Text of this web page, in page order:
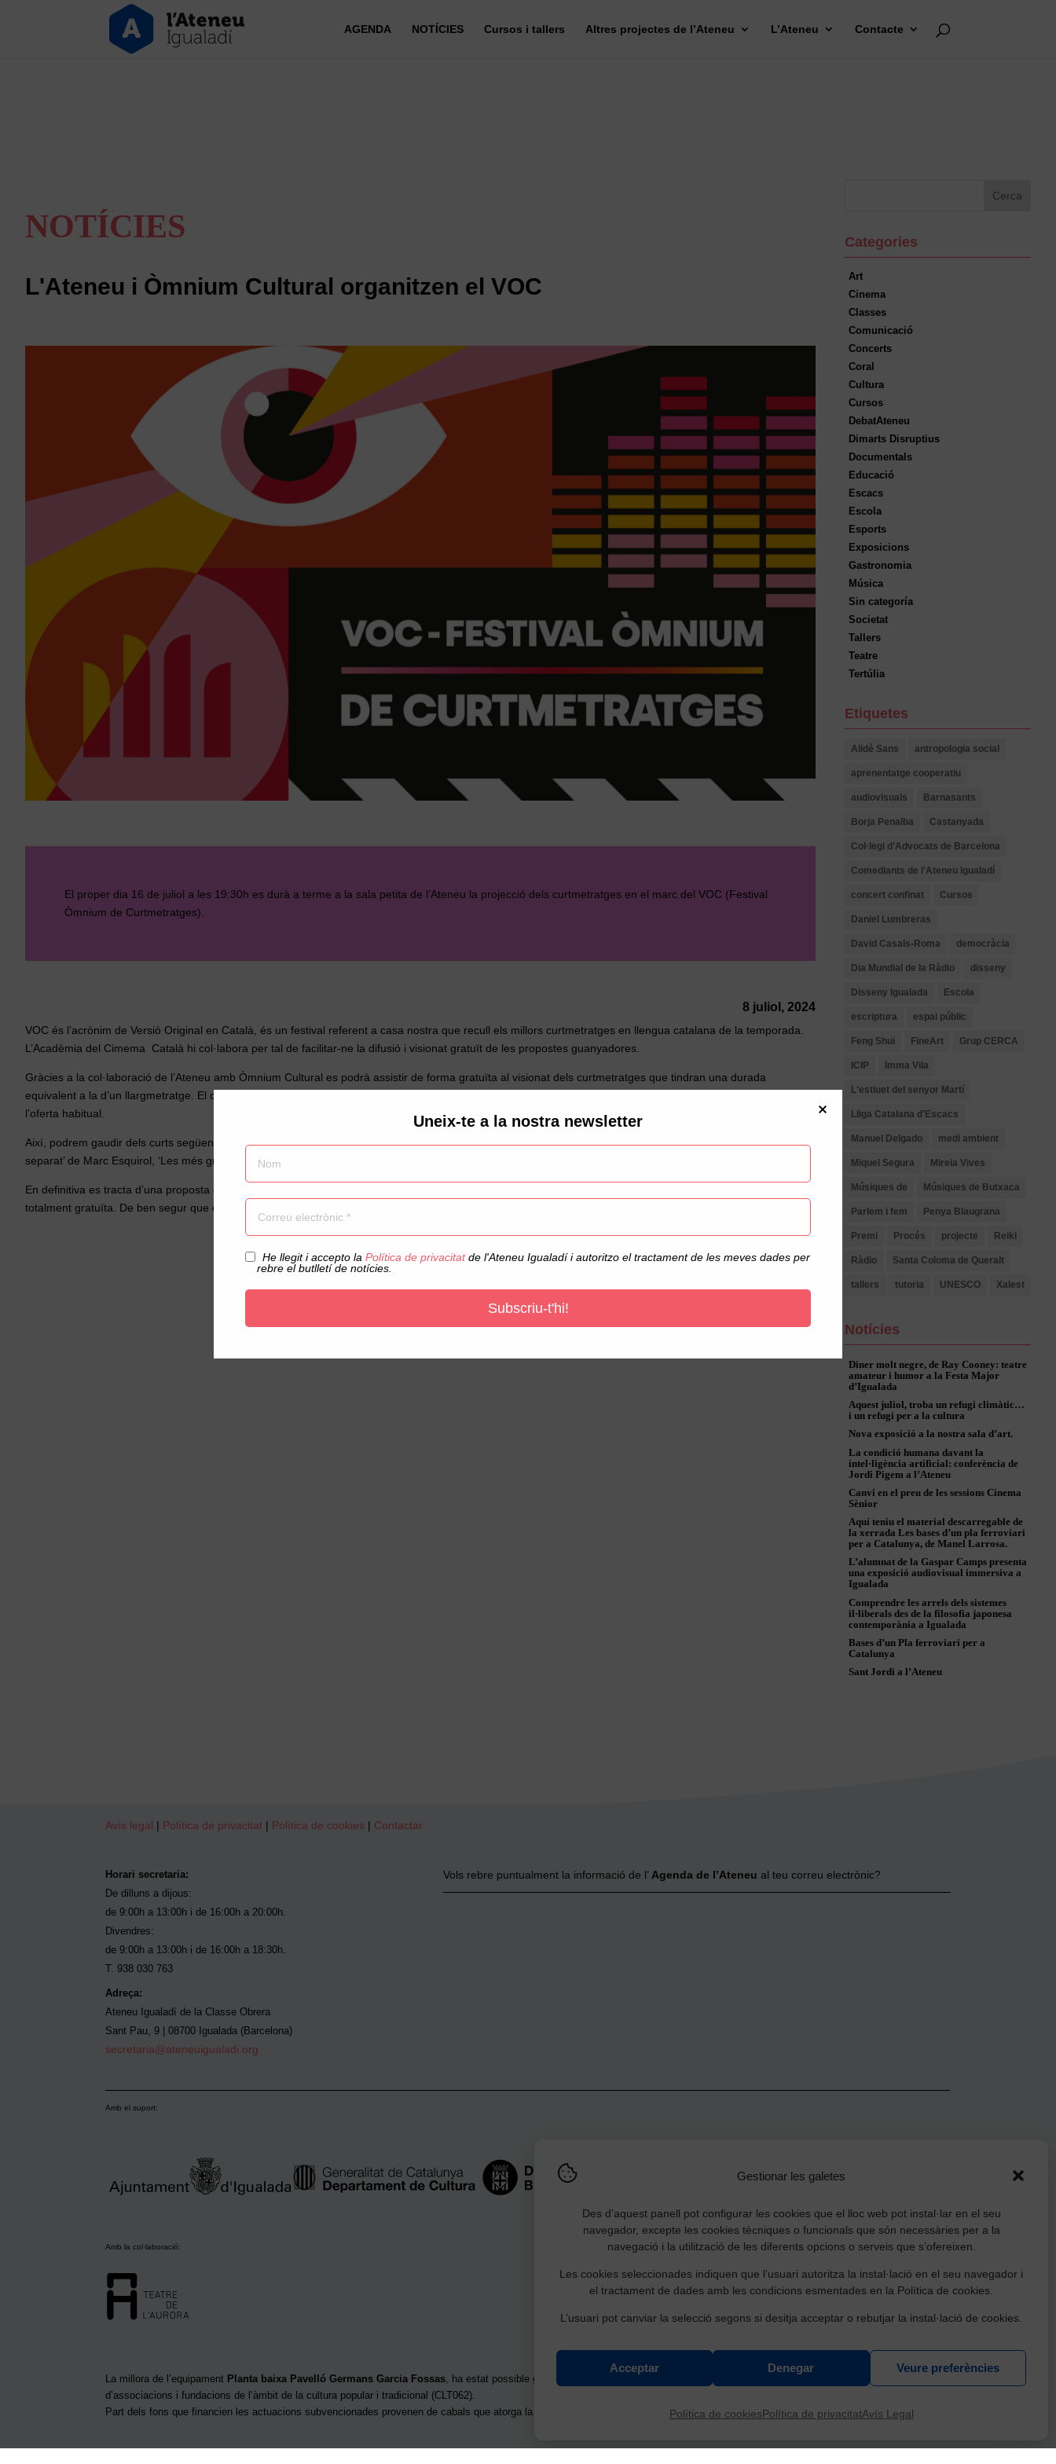
Gestionar les galetes
Des d’aquest panell pot configurar les cookies que el lloc web pot instal·lar en el seu
navegador, excepte les cookies tècniques o funcionals que són necessàries per a la
navegació i la utilització de les diferents opcions o serveis que s’ofereixen.
Les cookies seleccionades indiquen que l’usuari autoritza la instal·lació en el seu navegador i
el tractament de dades amb les condicions esmentades en la Política de cookies.
L’usuari pot canviar la selecció segons si desitja acceptar o rebutjar la instal·lació de cookies.
Acceptar Denegar Veure preferències
Política de cookiesPolítica de privacitatAvís Legal
Uneix-te a la nostra newsletter
He llegit i accepto la Política de privacitatde l'Ateneu Igualadí i autoritzo el tractament de les meves dades per
rebre el butlletí de notícies.
Subscriu-t'hi!
AGENDA NOTÍCIES Cursos i tallers Altres projectes de l’Ateneu L’Ateneu Contacte
NOTÍCIES
L'Ateneu i Òmnium Cultural organitzen el VOC
El proper dia 16 de juliol a les 19:30h es durà a terme a la sala petita de l’Ateneu la projecció dels curtmetratges en el marc del VOC (Festival
Òmnium de Curtmetratges).
8 juliol, 2024
VOC és l’acrònim de Versió Original en Català, és un festival referent a casa nostra que recull els millors curtmetratges en llengua catalana de la temporada.
L’Acadèmia del Cimema Català hi col·labora per tal de facilitar-ne la difusió i visionat gratuït de les propostes guanyadores.
Gràcies a la col·laboració de l’Ateneu amb Òmnium Cultural es podrà assistir de forma gratuïta al visionat dels curtmetratges que tindran una durada
equivalent a la d’un llargmetratge. El conjunt de curts seleccionats tenen una qualitat molt reconeguda i ofereixen una experiència cinematogràfica diferent a
l’oferta habitual.
Així, podrem gaudir dels curts següents: ‘Anhel de llum’ d’Alba Cros, ‘Traca’ de Marc Camardons, ‘Provocadora’ d’Èlia Lorente, ‘Si mai no ens haguéssim
separat’ de Marc Esquirol, ‘Les més grans’ de Dubi Cano, Marta Codesido, Nuria Ubach i Ulrika Anderson i ‘El tren de l’alegria’ de Jordi Boquet.
En definitiva es tracta d’una proposta de col·laboració que enforteix la proposta cinematogràfica i acosta el món dels curtmetratges al públic de forma
totalment gratuïta. De ben segur que el públic assistent podrà gaudir d’un material de gran qualitat que dona mostra del nivell del cinema català al nostre país.
Categories
Art
Cinema
Classes
Comunicació
Concerts
Coral
Cultura
Cursos
DebatAteneu
Dimarts Disruptius
Documentals
Educació
Escacs
Escola
Esports
Exposicions
Gastronomia
Música
Sin categoría
Societat
Tallers
Teatre
Tertúlia
Etiquetes
Alidé Sans antropologia social
aprenentatge cooperatiu
audiovisuals Barnasants
Borja Penalba Castanyada
Col·legi d’Advocats de Barcelona
Comediants de l'Ateneu Igualadí
concert confinat Cursos
Daniel Lumbreras
David Casals-Roma democràcia
Dia Mundial de la Ràdio disseny
Disseny Igualada Escola
escriptura espai públic
Feng Shui FineArt Grup CERCA
ICIP Imma Vila
L'estiuet del senyor Martí
Lliga Catalana d'Escacs
Manuel Delgado medi ambient
Miquel Segura Mireia Vives
Músiques de Músiques de Butxaca
Parlem i fem Penya Blaugrana
Premi Procés projecte Reiki
Ràdio Santa Coloma de Queralt
tallers tutoria UNESCO Xalest
Notícies
Diner molt negre, de Ray Cooney: teatre
amateur i humor a la Festa Major
d’Igualada
Aquest juliol, troba un refugi climàtic…
i un refugi per a la cultura
Nova exposició a la nostra sala d’art.
La condició humana davant la
intel·ligència artificial: conferència de
Jordi Pigem a l’Ateneu
Canvi en el preu de les sessions Cinema
Sènior
Aquí teniu el material descarregable de
la xerrada Les bases d’un pla ferroviari
per a Catalunya, de Manel Larrosa.
L’alumnat de la Gaspar Camps presenta
una exposició audiovisual immersiva a
Igualada
Comprendre les arrels dels sistemes
il·liberals des de la filosofia japonesa
contemporània a Igualada
Bases d’un Pla ferroviari per a
Catalunya
Sant Jordi a l’Ateneu
Avís legal | Política de privacitat | Política de cookies | Contactar
Horari secretaria:
De dilluns a dijous:
de 9:00h a 13:00h i de 16:00h a 20:00h.
Divendres:
de 9:00h a 13:00h i de 16:00h a 18:30h.
T. 938 030 763
Adreça:
Ateneu Igualadí de la Classe Obrera
Sant Pau, 9 | 08700 Igualada (Barcelona)
secretaria@ateneuigualadi.org
Vols rebre puntualment la informació de l’ Agenda de l’Ateneu al teu correu electrònic?
Amb el suport:
Amb la col·laboració:
La millora de l’equipament Planta baixa Pavelló Germans Garcia Fossas, ha estat possible gràcies a la subvenció per a la restauració, conservació i millora d'equipaments culturals
d’associacions i fundacions de l’àmbit de la cultura popular i tradicional (CLT062).
Part dels fons que financien les actuacions subvencionades provenen de cabals que atorga la
Junta d’Herències de la Generalitat de Catalunya.